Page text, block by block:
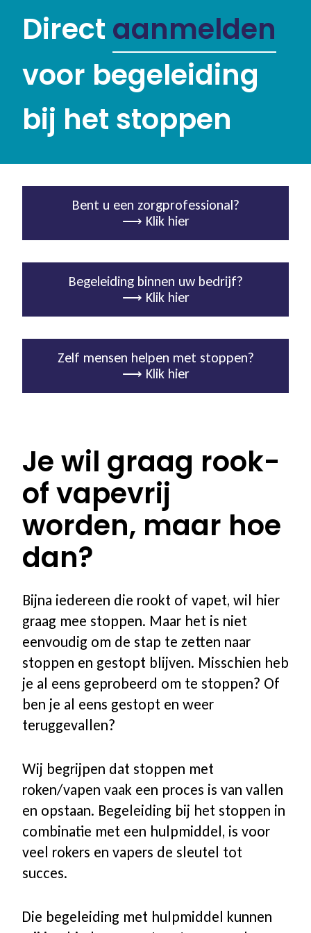
Direct aanmelden
voor begeleiding
bij het stoppen
Bent u een zorgprofessional?
⟶ Klik hier
Begeleiding binnen uw bedrijf?
⟶ Klik hier
Zelf mensen helpen met stoppen?
⟶ Klik hier
Je wil graag rook-
of vapevrij
worden, maar hoe
dan?
Bijna iedereen die rookt of vapet, wil hier
graag mee stoppen. Maar het is niet
eenvoudig om de stap te zetten naar
stoppen en gestopt blijven. Misschien heb
je al eens geprobeerd om te stoppen? Of
ben je al eens gestopt en weer
teruggevallen?
Wij begrijpen dat stoppen met
roken/vapen vaak een proces is van vallen
en opstaan. Begeleiding bij het stoppen in
combinatie met een hulpmiddel, is voor
veel rokers en vapers de sleutel tot
succes.
Die begeleiding met hulpmiddel kunnen